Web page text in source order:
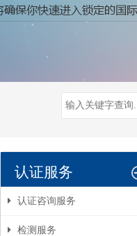
认证服务
认证咨询服务
检测服务